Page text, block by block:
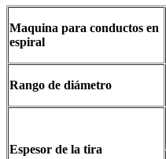
Maquina para conductos en
espiral
Rango de diámetro
Espesor de la tira